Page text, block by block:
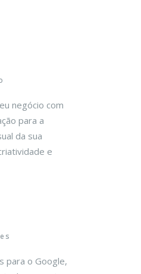
negócio com
para a
da sua
e
para o Google,